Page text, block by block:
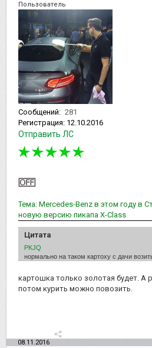
Пользователь
Сообщений: 281
Регистрация: 12.10.2016
Отправить ЛС
Тема: Mercedes-Benz в этом году в
новую версию пикапа Х-Class
Цитата
PKJQ
нормально на таком картоху с дачи
картошка только золотая будет. А
потом курить можно повозить.
08.11.2016